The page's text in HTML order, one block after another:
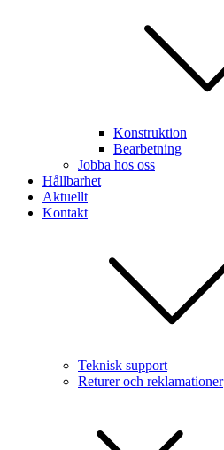
Konstruktion
Bearbetning
Jobba hos oss
Hållbarhet
Aktuellt
Kontakt
Teknisk support
Returer och reklamationer